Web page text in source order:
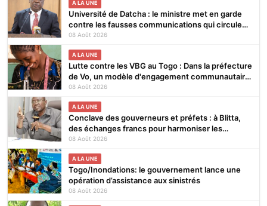
A LA UNE
Université de Datcha : le ministre met en garde
contre les fausses communications qui circulent
sur les réseaux sociaux
08 Août 2026
A LA UNE
Lutte contre les VBG au Togo : Dans la préfecture
de Vo, un modèle d'engagement communautaire
qui porte ses fruits
08 Août 2026
A LA UNE
Conclave des gouverneurs et préfets : à Blitta,
des échanges francs pour harmoniser les
pratiques et renforcer l’efficacité de l’action
08 Août 2026
A LA UNE
Togo/Inondations: le gouvernement lance une
opération d’assistance aux sinistrés
08 Août 2026